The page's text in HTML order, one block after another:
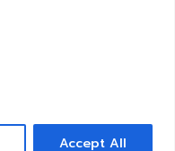
Accept All